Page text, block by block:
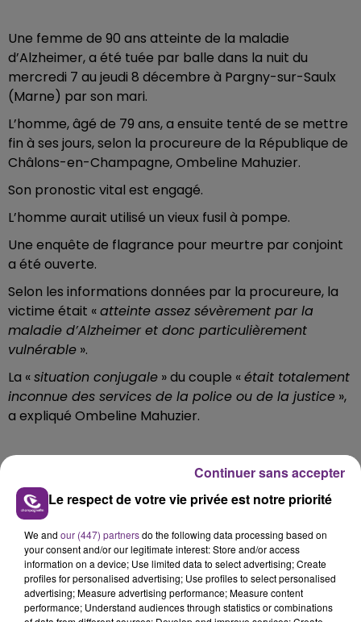
Une femme de 90 ans atteinte de la maladie
d’Alzheimer, a été tuée par balle dans la nuit du
mercredi 7 au jeudi 8 décembre à Pargny-sur-Saulx
(Marne) par son mari.
L’homme, âgé de 79 ans, a ensuite tenté de se mettre
fin à ses jours, selon la procureure de la République de
Châlons-en-Champagne, Ombeline Mahuzier.
Son pronostic vital est engagé.
L’homme aurait utilisé un vieux fusil à pompe.
Une enquête de flagrance pour meurtre par conjoint
a été ouverte.
Selon les informations données par la procureure, la
victime était «atteinte assez sévèrement par la
maladie d’Alzheimer et donc particulièrement
vulnérable ».
La «situation conjugale » du couple «était totalement
inconnue des services de la police ou de la justice »,
a expliqué Ombeline Mahuzier.
FIL D'ACTU
Le respect de votre vie privée est notre priorité
We and our (447) partnersdo the following data processing based on
your consent and/or our legitimate interest: Store and/or access
information on a device; Use limited data to select advertising; Create
profiles for personalised advertising; Use profiles to select personalised
advertising; Measure advertising performance; Measure content
performance; Understand audiences through statistics or combinations
Continuer sans accepter